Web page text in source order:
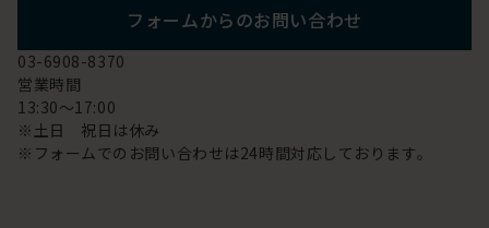
フォームからのお問い合わせ
03-6908-8370
営業時間
13:30～17:00
※土日 祝日は休み
※フォームでのお問い合わせは24時間対応しております。